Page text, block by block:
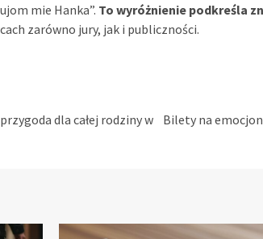
mie Hanka”. To wyróżnienie podkreśla
zarówno jury, jak i publiczności.
dla całej rodziny w
Bilety na